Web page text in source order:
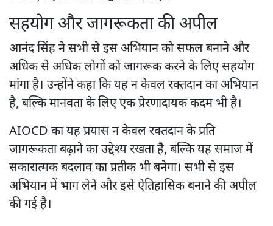
सहयोग और जागरूकता की अपील
आनंद सिंह ने सभी से इस अभियान को सफल बनाने और
अधिक से अधिक लोगों को जागरूक करने के लिए सहयोग
मांगा है। उन्होंने कहा कि यह न केवल रक्तदान का अभियान
है, बल्कि मानवता के लिए एक प्रेरणादायक कदम भी है।
AIOCD का यह प्रयास न केवल रक्तदान के प्रति
जागरूकता बढ़ाने का उद्देश्य रखता है, बल्कि यह समाज में
सकारात्मक बदलाव का प्रतीक भी बनेगा। सभी से इस
अभियान में भाग लेने और इसे ऐतिहासिक बनाने की अपील
की गई है।